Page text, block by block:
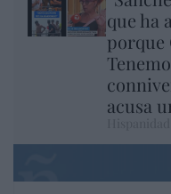
que ha
porque
acusa